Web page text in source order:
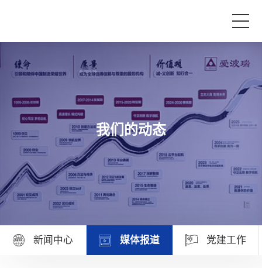
首页
产品与服务
品牌活动
案例中心
关于爱波瑞
我们的动态
新闻中心 媒体报道 党建工作